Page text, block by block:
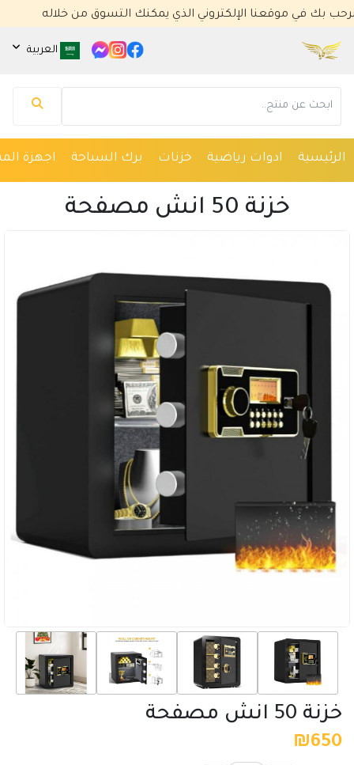
بك في موقعنا الإلكتروني الذي يمكنك التسوق من خلاله
العربية
الرئيسية ادوات رياضية خزنات برك السباحة اجهزة
خزنة 50 انش مصفحة
₪650
خزنة 50 انش مصفحة
مرحباً 👋 أنا مساعدك الذكي في كايا للتسويق
الإلكتروني.